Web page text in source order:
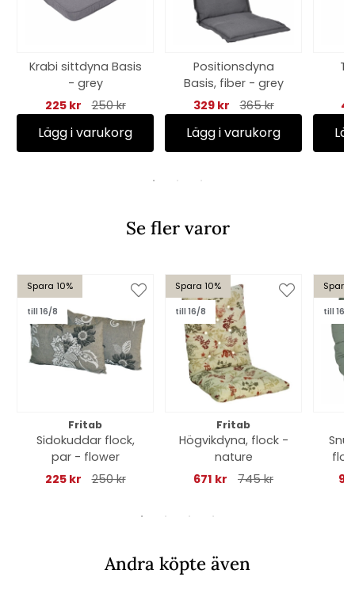
Krabi sittdyna Basis
- grey
225 kr
250 kr
Lägg i varukorg
Positionsdyna
Basis, fiber - grey
329 kr
365 kr
Lägg i varukorg
Se fler varor
Spara 10%
till 16/8
Fritab
Sidokuddar flock,
par - flower
225 kr
250 kr
Spara 10%
till 16/8
Fritab
Högvikdyna, flock -
nature
671 kr
745 kr
Spara
till 16/8
Andra köpte även